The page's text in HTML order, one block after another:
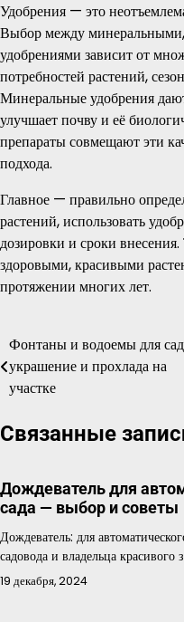
Удобрения — это
Выбор между
удобрениями зависит от
потребностей растений,
Минеральные удобрения
улучшает почву и её
препараты совмещают эти
подхода.
Главное — правильно
растений, использовать
дозировки и сроки внесения.
здоровыми, красивыми
протяжении многих лет.
Навигация
по
Фонтаны и водоемы для
украшение и прохлада на
участке
Связанные
Дождеватель для
сада — выбор и советы
Дождеватель: для
садовода и владельца красивого
19 декабря, 2024